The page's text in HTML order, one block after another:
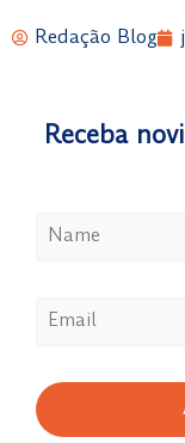
Redação Blog
Receba